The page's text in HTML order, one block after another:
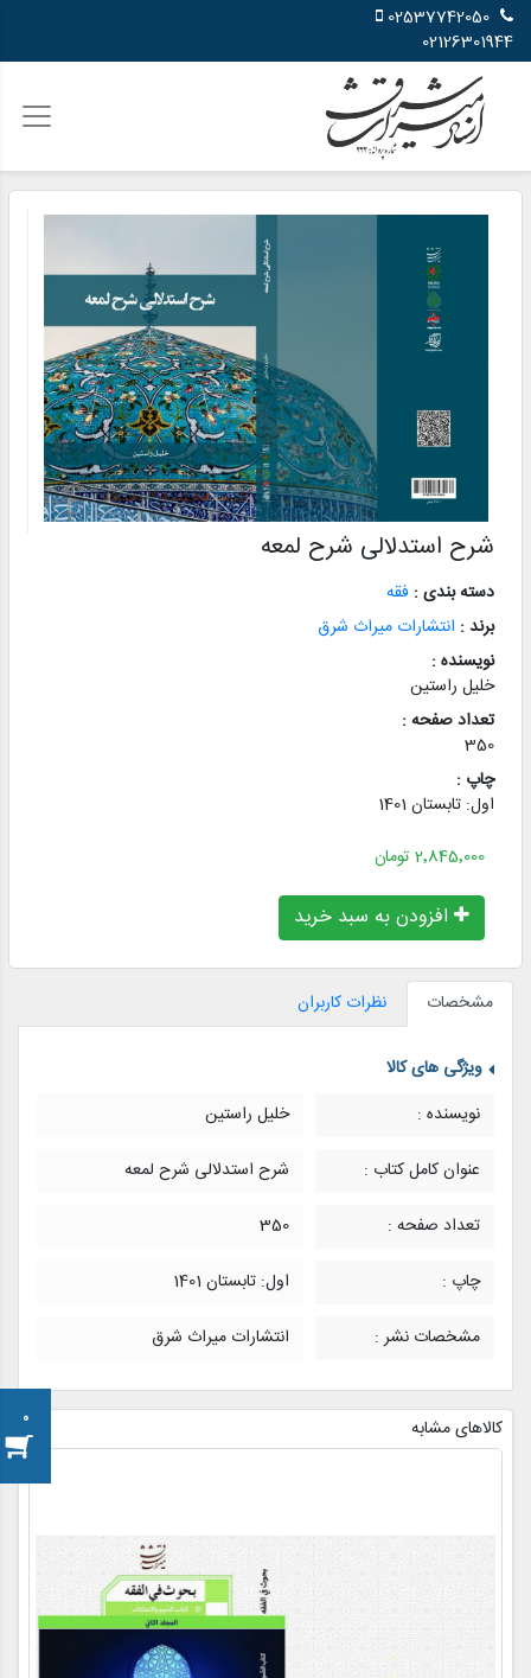
02126301944
0
شرح استدلالی شرح لمعه
دسته بندی : فقه
برند : انتشارات میراث شرق
نویسنده :
خلیل راستین
تعداد صفحه :
350
چاپ :
اول: تابستان 1401
2٬845٬000 تومان
افزودن به سبد خرید
مشخصات نظرات کاربران
ویژگی های کالا
نویسنده :
خلیل راستین
عنوان کامل کتاب :
شرح استدلالی شرح لمعه
تعداد صفحه :
350
چاپ :
اول: تابستان 1401
مشخصات نشر :
انتشارات میراث شرق
کالاهای مشابه